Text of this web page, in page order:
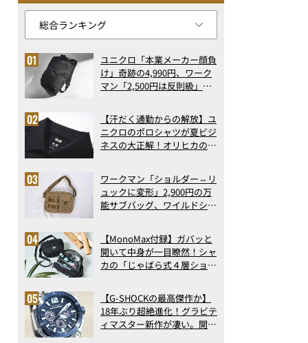
ユニクロ「本業メーカー顔負
け」奇跡の4,990円、ワーク
マン「2,500円は反則級」凄
ト3】（2026年6月版）
【汗だく通勤からの解放】ユ
ニクロのポロシャツが夏ビジ
ネスの大正解！オリヒカの透
アの実力
ワークマン「ショルダー⇔リ
ュックに変形」2,900円の万
能サブバッグ、ワイルドシン
記事ランキングベスト3】
（2026年6月版）
【MonoMax付録】ガバッと
開いて中身が一目瞭然！シャ
カの「じゃばら式４層ショル
った！
【G-SHOCKの最高傑作か】
18年ぶり超絶進化！グラビテ
ィマスター新作が凄い。開発